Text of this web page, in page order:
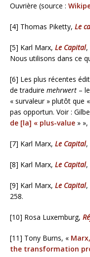
Ouvrière (source :
[4] Thomas Piketty, Le
[5] Karl Marx, Le Capital,
Nous utilisons dans ce
[6] Les plus récentes
de traduire mehrwert –
« survaleur » plutôt que
pas opportun. Voir :
de [la] « plus-value » »,
[7] Karl Marx, Le Capital,
[8] Karl Marx, Le Capital,
[9] Karl Marx, Le Capital,
258.
[10] Rosa Luxemburg,
[11] Tony Burns, «
the transformation